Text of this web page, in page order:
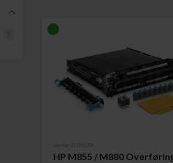
Varenr. D7H14A
HP M855 / M880